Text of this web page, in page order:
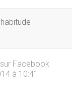
Facebook
à 10:41